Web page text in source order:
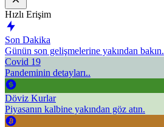
Hızlı Erişim
Son Dakika
Günün son gelişmelerine yakından bakın.
Covid 19
Pandeminin detayları..
Döviz Kurlar
Piyasanın kalbine yakından göz atın.